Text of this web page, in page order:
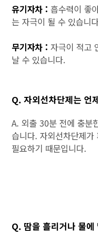
유기자차 : 흡수력이 좋
는 자극이 될 수 있습니
무기자차 : 자극이 적고
날 수 있습니다.
Q. 자외선차단제는 언
A. 외출 30분 전에 충분
습니다. 자외선차단제
필요하기 때문입니다.
Q. 땀을 흘리거나 물